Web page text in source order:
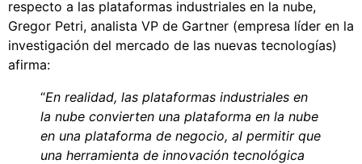
respecto a las plataformas industriales en la nube,
Gregor Petri, analista VP de Gartner (empresa líder en la
investigación del mercado de las nuevas tecnologías)
afirma:
“En realidad, las plataformas industriales en
la nube convierten una plataforma en la nube
en una plataforma de negocio, al permitir que
una herramienta de innovación tecnológica